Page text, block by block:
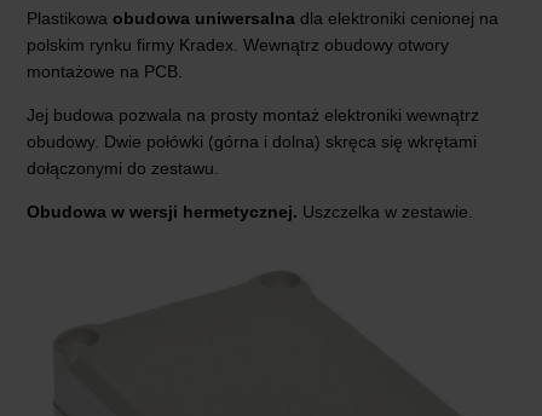
Plastikowa obudowa uniwersalna dla elektroniki cenionej na
polskim rynku firmy Kradex. Wewnątrz obudowy otwory
montażowe na PCB.
Jej budowa pozwala na prosty montaż elektroniki wewnątrz
obudowy. Dwie połówki (górna i dolna) skręca się wkrętami
dołączonymi do zestawu.
Obudowa w wersji hermetycznej. Uszczelka w zestawie.